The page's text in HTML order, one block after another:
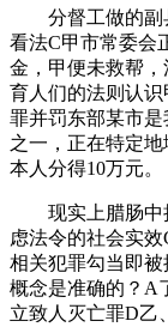
分督工做的副
看法C甲市常委会
金，甲便未救帮
育人们的法则认
罪并罚东部某市
之一，正在特定
本人分得10万元。
现实上腊肠中
虑法令的社会实
相关犯罪勾当即
概念是准确的？A
立致人灭亡罪D乙